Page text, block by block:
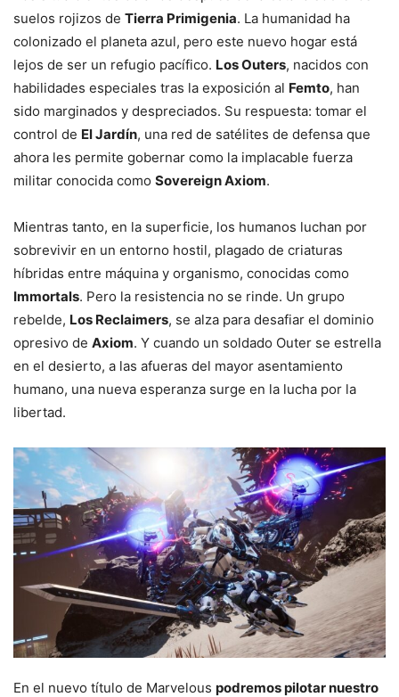
suelos rojizos de Tierra Primigenia. La humanidad ha
colonizado el planeta azul, pero este nuevo hogar está
lejos de ser un refugio pacífico. Los Outers, nacidos con
habilidades especiales tras la exposición al Femto, han
sido marginados y despreciados. Su respuesta: tomar el
control de El Jardín, una red de satélites de defensa que
ahora les permite gobernar como la implacable fuerza
militar conocida como Sovereign Axiom.
Mientras tanto, en la superficie, los humanos luchan por
sobrevivir en un entorno hostil, plagado de criaturas
híbridas entre máquina y organismo, conocidas como
Immortals. Pero la resistencia no se rinde. Un grupo
rebelde, Los Reclaimers, se alza para desafiar el dominio
opresivo de Axiom. Y cuando un soldado Outer se estrella
en el desierto, a las afueras del mayor asentamiento
humano, una nueva esperanza surge en la lucha por la
libertad.
En el nuevo título de Marvelous podremos pilotar nuestro